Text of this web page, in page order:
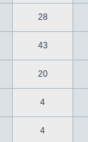
28
43
20
4
4